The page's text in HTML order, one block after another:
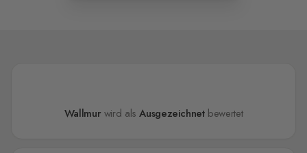
Wallmur wird alsAusgezeichnetbewertet